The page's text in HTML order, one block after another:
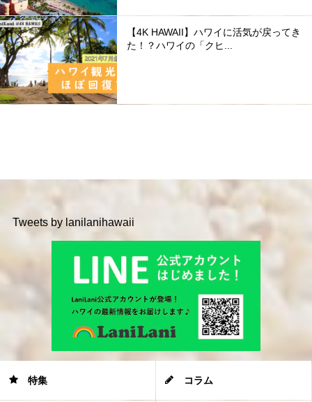
【4K HAWAII】ハワイに活気が戻ってき
た！？ハワイの「クヒ...
Tweets by lanilanihawaii
特集 コラム